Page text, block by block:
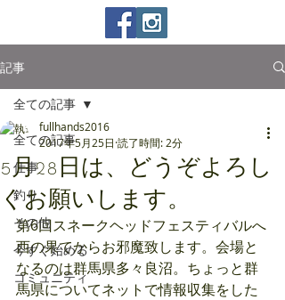
記事
全ての記事
仕事
釣り
その他
今すぐ始める
コミュニティ
全ての記事
5月28日は、どうぞよろし
くお願いします。
fullhands2016
2017年5月25日 読了時間: 2分
第6回スネークヘッドフェスティバルへ
西の果てからお邪魔致します。会場と
なるのは群馬県多々良沼。ちょっと群
馬県についてネットで情報収集をした